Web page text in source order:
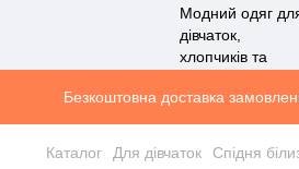
Безкоштовна доставка
Каталог Для дівчаток Спідня